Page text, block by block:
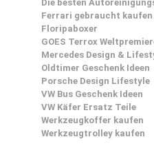
Die besten
Ferrari gebraucht kaufen
Floripaboxer
GOES Terrox
Mercedes Design &
Oldtimer Geschenk Ideen
Porsche Design Lifestyle
VW Bus Geschenk Ideen
VW Käfer Ersatz Teile
Werkzeugkoffer kaufen
Werkzeugtrolley kaufen